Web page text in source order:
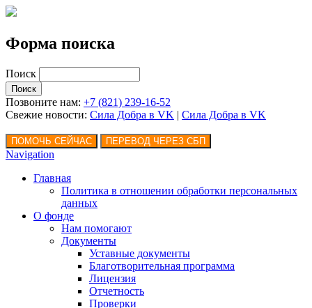
Форма поиска
Поиск
Позвоните нам: +7 (821) 239-16-52
Свежие новости: Сила Добра в VK | Сила Добра в VK
Navigation
Главная
Политика в отношении обработки персональных
данных
О фонде
Нам помогают
Документы
Уставные документы
Благотворительная программа
Лицензия
Отчетность
Проверки